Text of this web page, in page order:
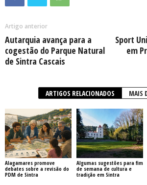
Artigo anterior
Autarquia avança para a
cogestão do Parque Natural
de Sintra Cascais
Sport
em
ARTIGOS RELACIONADOS MAIS
Alagamares promove
debates sobre a revisão do
PDM de Sintra
Algumas sugestões para fim
de semana de cultura e
tradição em Sintra